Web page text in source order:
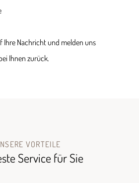
Ihre Nachricht und melden uns
Ihnen zurück.
VORTEILE
Service für Sie